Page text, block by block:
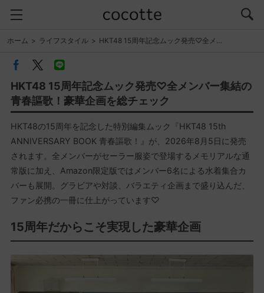
ホーム ライフスタイル HKT48 15周年記念ムック発売♡全メ…
HKT48 15周年記念ムック発売♡全メンバー集結の
青春謳歌！豪華企画を総チェック
HKT48の15周年を記念した特別編集ムック『HKT48 15th
ANNIVERSARY BOOK 青春謳歌！』が、2026年8月5日に発売
されます。全メンバーがセーラー服姿で登場するメモリアルな通
常版に加え、Amazon限定版ではメンバー6名による水着集合カ
バーも展開。グラビアや対談、バラエティ企画まで盛り込んだ、
ファン必携の一冊に仕上がっています♡
15周年だからこそ実現した豪華企画